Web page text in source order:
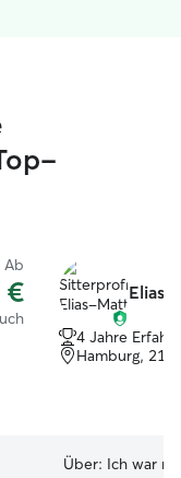
Ab
€ Elias-
4 Jahre
Hamburg,
Über: Ich war